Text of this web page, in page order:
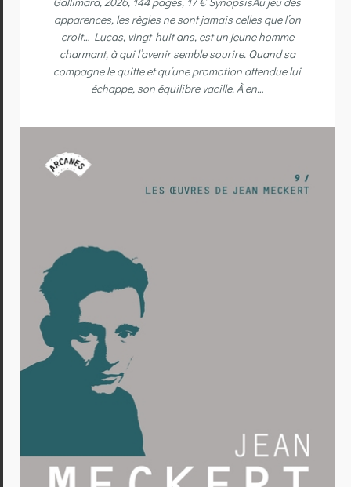
apparences, les règles ne sont jamais celles que l’on
croit… Lucas, vingt-huit ans, est un jeune homme
charmant, à qui l’avenir semble sourire. Quand sa
compagne le quitte et qu’une promotion attendue lui
échappe, son équilibre vacille. À en…